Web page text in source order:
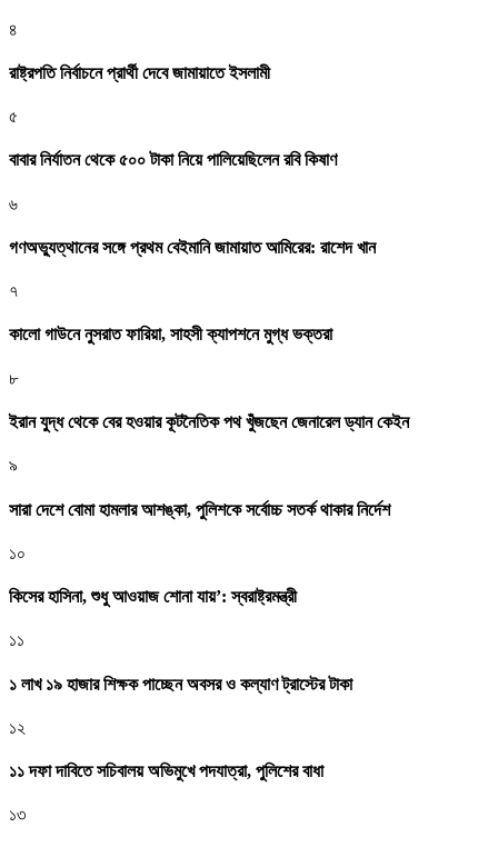
৪
রাষ্ট্রপতি নির্বাচনে প্রার্থী দেবে জামায়াতে ইসলামী
৫
বাবার নির্যাতন থেকে ৫০০ টাকা নিয়ে পালিয়েছিলেন রবি কিষাণ
৬
গণঅভ্যুত্থানের সঙ্গে প্রথম বেইমানি জামায়াত আমিরের: রাশেদ খান
৭
কালো গাউনে নুসরাত ফারিয়া, সাহসী ক্যাপশনে মুগ্ধ ভক্তরা
৮
ইরান যুদ্ধ থেকে বের হওয়ার কূটনৈতিক পথ খুঁজছেন জেনারেল ড্যান কেইন
৯
সারা দেশে বোমা হামলার আশঙ্কা, পুলিশকে সর্বোচ্চ সতর্ক থাকার নির্দেশ
১০
কিসের হাসিনা, শুধু আওয়াজ শোনা যায়’: স্বরাষ্ট্রমন্ত্রী
১১
১ লাখ ১৯ হাজার শিক্ষক পাচ্ছেন অবসর ও কল্যাণ ট্রাস্টের টাকা
১২
১১ দফা দাবিতে সচিবালয় অভিমুখে পদযাত্রা, পুলিশের বাধা
১৩